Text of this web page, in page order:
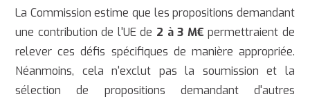
La Commission estime que les propositions demandant
une contribution de l'UE de 2 à 3 M€ permettraient de
relever ces défis spécifiques de manière appropriée.
Néanmoins, cela n'exclut pas la soumission et la
sélection de propositions demandant d'autres